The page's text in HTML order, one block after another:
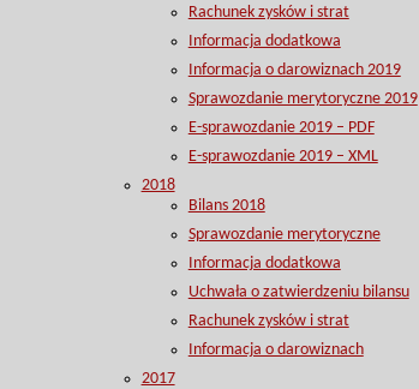
Rachunek zysków i strat
Informacja dodatkowa
Informacja o darowiznach 2019
Sprawozdanie merytoryczne 2019
E-sprawozdanie 2019 – PDF
E-sprawozdanie 2019 – XML
2018
Bilans 2018
Sprawozdanie merytoryczne
Informacja dodatkowa
Uchwała o zatwierdzeniu bilansu
Rachunek zysków i strat
Informacja o darowiznach
2017